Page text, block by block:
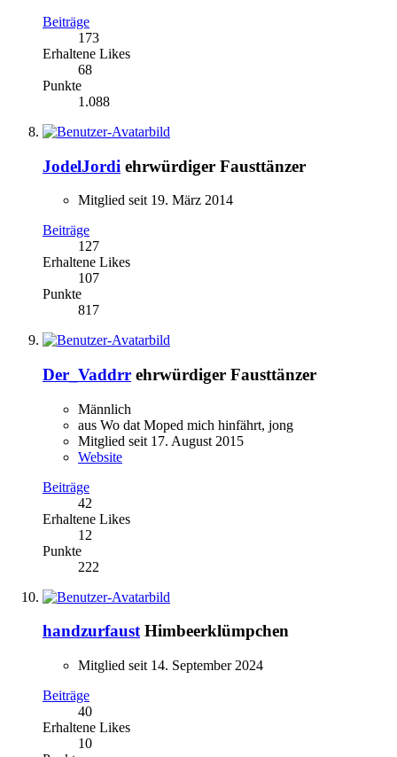
Beiträge
173
Erhaltene Likes
68
Punkte
1.088
JodelJordi ehrwürdiger Fausttänzer
Mitglied seit 19. März 2014
Beiträge
127
Erhaltene Likes
107
Punkte
817
Der_Vaddrr ehrwürdiger Fausttänzer
Männlich
aus Wo dat Moped mich hinfährt, jong
Mitglied seit 17. August 2015
Website
Beiträge
42
Erhaltene Likes
12
Punkte
222
handzurfaust Himbeerklümpchen
Mitglied seit 14. September 2024
Beiträge
40
Erhaltene Likes
10